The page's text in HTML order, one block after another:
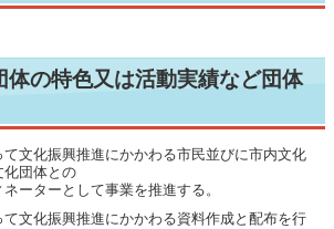
体の特色又は活動実績など団体
文化振興推進にかかわる市民並びに市内文化
化団体との
ーターとして事業を推進する。
文化振興推進にかかわる資料作成と配布を行